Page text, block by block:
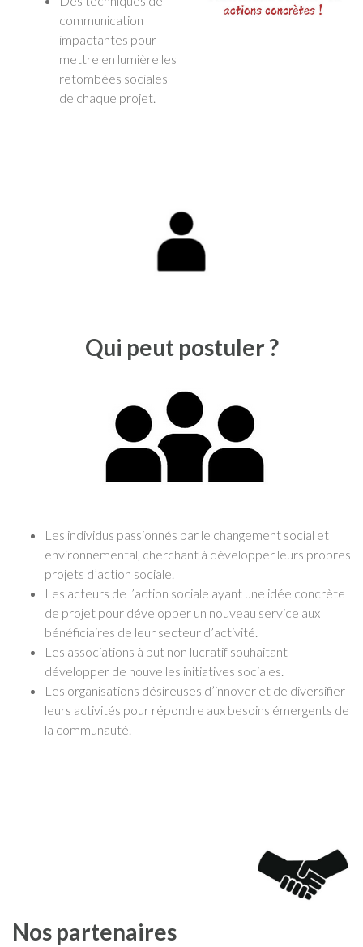
communication
impactantes pour
mettre en lumière les
retombées sociales
de chaque projet.
Qui peut postuler ?
Les individus passionnés par le changement social et
environnemental, cherchant à développer leurs propres
projets d’action sociale.
Les acteurs de l’action sociale ayant une idée concrète
de projet pour développer un nouveau service aux
bénéficiaires de leur secteur d’activité.
Les associations à but non lucratif souhaitant
développer de nouvelles initiatives sociales.
Les organisations désireuses d’innover et de diversifier
leurs activités pour répondre aux besoins émergents de
la communauté.
Nos partenaires